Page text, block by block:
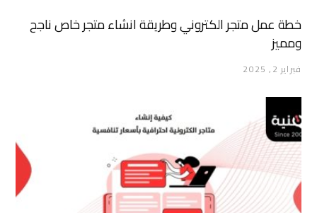
خطة عمل متجر الكتروني وطريقة انشاء متجر خاص ناجح
ومميز
فبراير 2, 2025